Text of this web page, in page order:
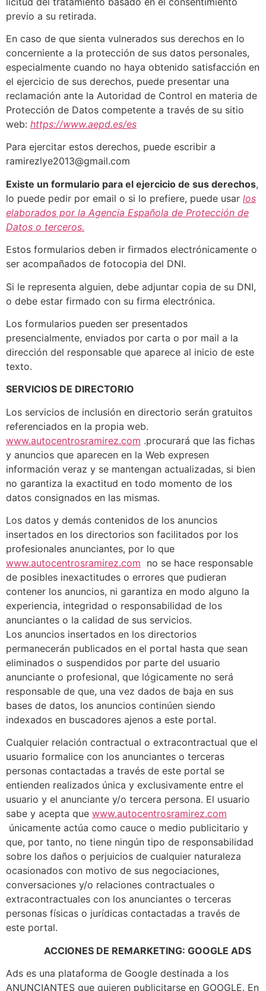
previo a su retirada.
En caso de que sienta vulnerados sus derechos en lo
concerniente a la protección de sus datos personales,
especialmente cuando no haya obtenido satisfacción en
el ejercicio de sus derechos, puede presentar una
reclamación ante la Autoridad de Control en materia de
Protección de Datos competente a través de su sitio
web: https://www.aepd.es/es
Para ejercitar estos derechos, puede escribir a
ramirezlye2013@gmail.com
Existe un formulario para el ejercicio de sus derechos,
lo puede pedir por email o si lo prefiere, puede usar los
elaborados por la Agencia Española de Protección de
Datos o terceros.
Estos formularios deben ir firmados electrónicamente o
ser acompañados de fotocopia del DNI.
Si le representa alguien, debe adjuntar copia de su DNI,
o debe estar firmado con su firma electrónica.
Los formularios pueden ser presentados
presencialmente, enviados por carta o por mail a la
dirección del responsable que aparece al inicio de este
texto.
SERVICIOS DE DIRECTORIO
Los servicios de inclusión en directorio serán gratuitos
referenciados en la propia web.
www.autocentrosramirez.com .procurará que las fichas
y anuncios que aparecen en la Web expresen
información veraz y se mantengan actualizadas, si bien
no garantiza la exactitud en todo momento de los
datos consignados en las mismas.
Los datos y demás contenidos de los anuncios
insertados en los directorios son facilitados por los
profesionales anunciantes, por lo que
www.autocentrosramirez.com no se hace responsable
de posibles inexactitudes o errores que pudieran
contener los anuncios, ni garantiza en modo alguno la
experiencia, integridad o responsabilidad de los
anunciantes o la calidad de sus servicios.
Los anuncios insertados en los directorios
permanecerán publicados en el portal hasta que sean
eliminados o suspendidos por parte del usuario
anunciante o profesional, que lógicamente no será
responsable de que, una vez dados de baja en sus
bases de datos, los anuncios continúen siendo
indexados en buscadores ajenos a este portal.
Cualquier relación contractual o extracontractual que el
usuario formalice con los anunciantes o terceras
personas contactadas a través de este portal se
entienden realizados única y exclusivamente entre el
usuario y el anunciante y/o tercera persona. El usuario
sabe y acepta que www.autocentrosramirez.com
únicamente actúa como cauce o medio publicitario y
que, por tanto, no tiene ningún tipo de responsabilidad
sobre los daños o perjuicios de cualquier naturaleza
ocasionados con motivo de sus negociaciones,
conversaciones y/o relaciones contractuales o
extracontractuales con los anunciantes o terceras
personas físicas o jurídicas contactadas a través de
este portal.
ACCIONES DE REMARKETING: GOOGLE ADS
Ads es una plataforma de Google destinada a los
ANUNCIANTES que quieren publicitarse en GOOGLE. En